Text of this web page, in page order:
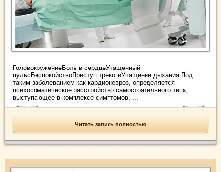
ГоловокружениеБоль в сердцеУчащенный
пульсБеспокойствоПриступ тревогиУчащение дыхания Под
таким заболеванием как кардионевроз, определяется
психосоматическое расстройство самостоятельного типа,
выступающее в комплексе симптомов, ...
Читать запись полностью